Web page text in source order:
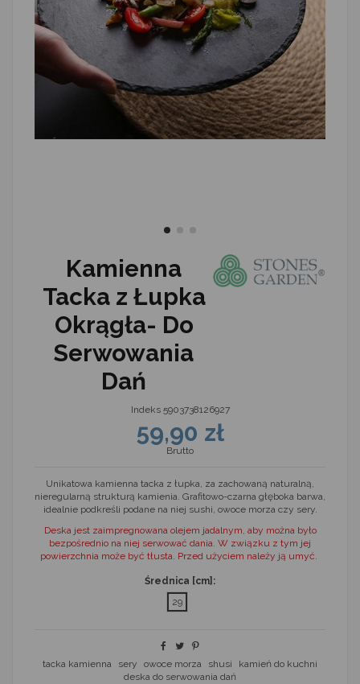
Kamienna
Tacka z Łupka
Okrągła- Do
Serwowania
Dań
Indeks 5903738126927
59,90 zł
Brutto
Unikatowa kamienna tacka z łupka, za zachowaną naturalną,
nieregularną strukturą kamienia. Grafitowo-czarna głęboka barwa,
idealnie podkreśli podane na niej sushi, owoce morza czy sery.
Deska jest zaimpregnowana olejem jadalnym, aby można było
bezpośrednio na niej serwować dania. W związku z tym jej
powierzchnia może być tłusta. Przed użyciem należy ją umyć.
Średnica [cm]:
29
tacka kamienna sery owoce morza shusi
kamień do kuchni
deska do serwowania dań